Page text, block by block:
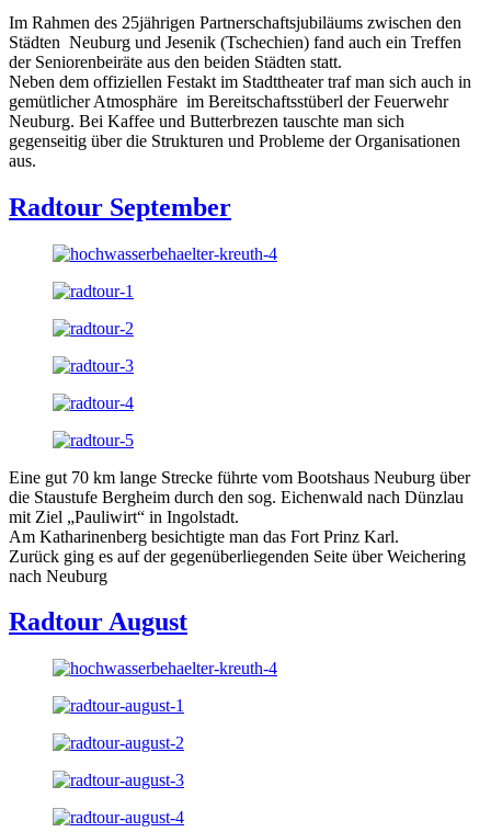
Im Rahmen des 25jährigen Partnerschaftsjubiläums zwischen den
Städten Neuburg und Jesenik (Tschechien) fand auch ein Treffen
der Seniorenbeiräte aus den beiden Städten statt.
Neben dem offiziellen Festakt im Stadttheater traf man sich auch in
gemütlicher Atmosphäre im Bereitschaftsstüberl der Feuerwehr
Neuburg. Bei Kaffee und Butterbrezen tauschte man sich
gegenseitig über die Strukturen und Probleme der Organisationen
aus.
Radtour September
Eine gut 70 km lange Strecke führte vom Bootshaus Neuburg über
die Staustufe Bergheim durch den sog. Eichenwald nach Dünzlau
mit Ziel „Pauliwirt“ in Ingolstadt.
Am Katharinenberg besichtigte man das Fort Prinz Karl.
Zurück ging es auf der gegenüberliegenden Seite über Weichering
nach Neuburg
Radtour August